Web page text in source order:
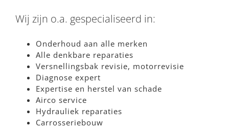
Wij zijn o.a. gespecialiseerd in:
Onderhoud aan alle merken
Alle denkbare reparaties
Versnellingsbak revisie, motorrevisie
Diagnose expert
Expertise en herstel van schade
Airco service
Hydrauliek reparaties
Carrosseriebouw